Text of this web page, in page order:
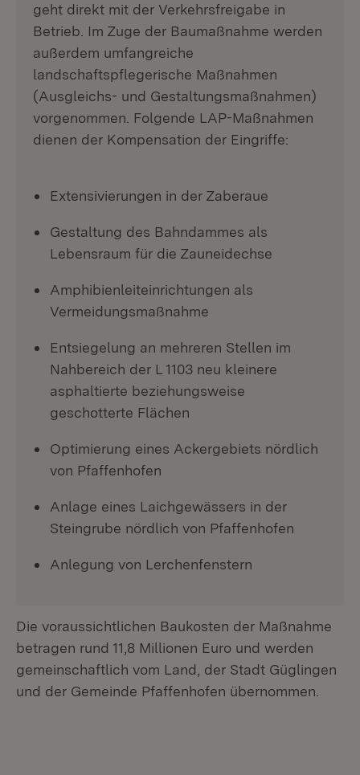
geht direkt mit der Verkehrsfreigabe in
Betrieb. Im Zuge der Baumaßnahme werden
außerdem umfangreiche
landschaftspflegerische Maßnahmen
(Ausgleichs- und Gestaltungsmaßnahmen)
vorgenommen. Folgende LAP-Maßnahmen
dienen der Kompensation der Eingriffe:
Extensivierungen in der Zaberaue
Gestaltung des Bahndammes als
Lebensraum für die Zauneidechse
Amphibienleiteinrichtungen als
Vermeidungsmaßnahme
Entsiegelung an mehreren Stellen im
Nahbereich der L 1103 neu kleinere
asphaltierte beziehungsweise
geschotterte Flächen
Optimierung eines Ackergebiets nördlich
von Pfaffenhofen
Anlage eines Laichgewässers in der
Steingrube nördlich von Pfaffenhofen
Anlegung von Lerchenfenstern
Die voraussichtlichen Baukosten der Maßnahme
betragen rund 11,8 Millionen Euro und werden
gemeinschaftlich vom Land, der Stadt Güglingen
und der Gemeinde Pfaffenhofen übernommen.